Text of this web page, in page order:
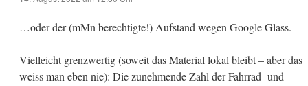
…oder der (mMn berechtigte!) Aufstand wegen Google Glass.
Vielleicht grenzwertig (soweit das Material lokal bleibt – aber das
weiss man eben nie): Die zunehmende Zahl der Fahrrad- und